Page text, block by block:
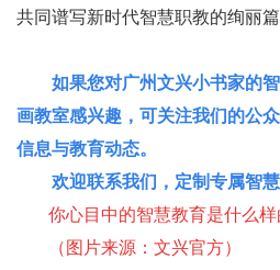
共同谱写新时代智慧职教的绚丽篇
如果您对广州文兴小书家的
画教室感兴趣，可关注我们的公
信息与教育动态。
欢迎联系我们，定制专属智
你心目中的智慧教育是什么
（图片来源：文兴官方）